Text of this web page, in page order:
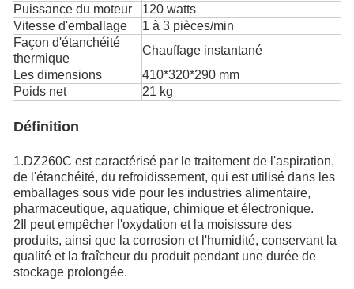
Puissance du moteur
120 watts
Vitesse d'emballage
1 à 3 pièces/min
Façon d'étanchéité
thermique
Chauffage instantané
Les dimensions
410*320*290 mm
Poids net
21 kg
Définition
1.DZ260C est caractérisé par le traitement de l'aspiration,
de l'étanchéité, du refroidissement, qui est utilisé dans les
emballages sous vide pour les industries alimentaire,
pharmaceutique, aquatique, chimique et électronique.
2Il peut empêcher l'oxydation et la moisissure des
produits, ainsi que la corrosion et l'humidité, conservant la
qualité et la fraîcheur du produit pendant une durée de
stockage prolongée.